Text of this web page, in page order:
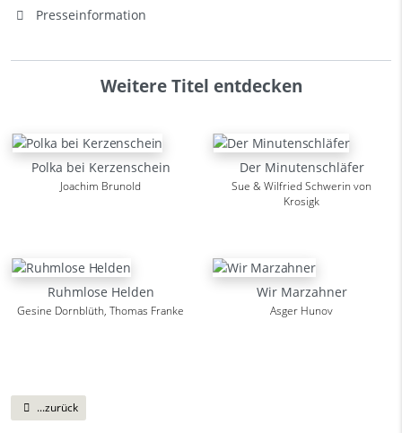
Presseinformation
Weitere Titel entdecken
Polka bei Kerzenschein
Joachim Brunold
Der Minutenschläfer
Sue & Wilfried Schwerin von
Krosigk
Ruhmlose Helden
Gesine Dornblüth, Thomas Franke
Wir Marzahner
Asger Hunov
...zurück